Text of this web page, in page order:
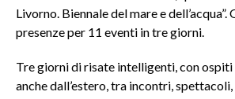
Livorno. Biennale del mare e
presenze per 11 eventi in tre giorni.
Tre giorni di risate intelligenti, con
anche dall’estero, tra incontri,